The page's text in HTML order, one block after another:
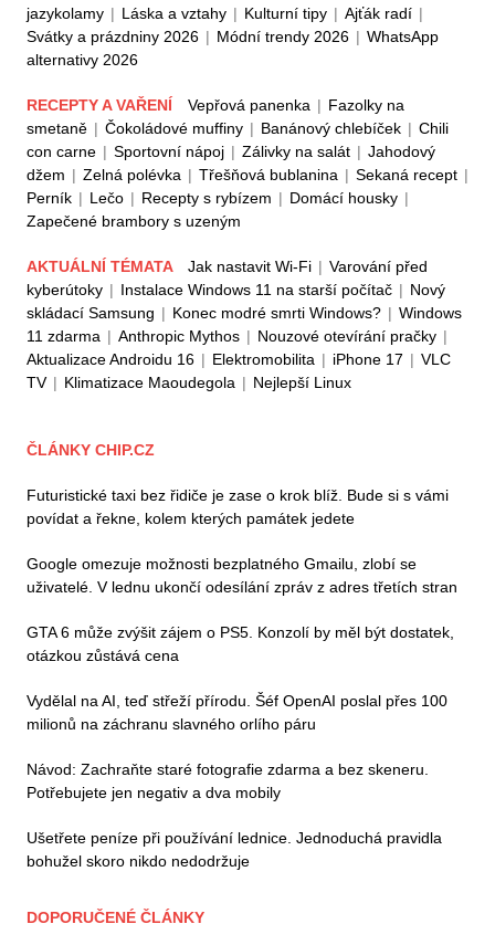
jazykolamy | Láska a vztahy | Kulturní tipy | Ajťák radí |
Svátky a prázdniny 2026 | Módní trendy 2026 | WhatsApp
alternativy 2026
RECEPTY A VAŘENÍ Vepřová panenka | Fazolky na
smetaně | Čokoládové muffiny | Banánový chlebíček | Chili
con carne | Sportovní nápoj | Zálivky na salát | Jahodový
džem | Zelná polévka | Třešňová bublanina | Sekaná recept |
Perník | Lečo | Recepty s rybízem | Domácí housky |
Zapečené brambory s uzeným
AKTUÁLNÍ TÉMATA Jak nastavit Wi-Fi | Varování před
kyberútoky | Instalace Windows 11 na starší počítač | Nový
skládací Samsung | Konec modré smrti Windows? | Windows
11 zdarma | Anthropic Mythos | Nouzové otevírání pračky |
Aktualizace Androidu 16 | Elektromobilita | iPhone 17 | VLC
TV | Klimatizace Maoudegola | Nejlepší Linux
ČLÁNKY CHIP.CZ
Futuristické taxi bez řidiče je zase o krok blíž. Bude si s vámi
povídat a řekne, kolem kterých památek jedete
Google omezuje možnosti bezplatného Gmailu, zlobí se
uživatelé. V lednu ukončí odesílání zpráv z adres třetích stran
GTA 6 může zvýšit zájem o PS5. Konzolí by měl být dostatek,
otázkou zůstává cena
Vydělal na AI, teď střeží přírodu. Šéf OpenAI poslal přes 100
milionů na záchranu slavného orlího páru
Návod: Zachraňte staré fotografie zdarma a bez skeneru.
Potřebujete jen negativ a dva mobily
Ušetřete peníze při používání lednice. Jednoduchá pravidla
bohužel skoro nikdo nedodržuje
DOPORUČENÉ ČLÁNKY